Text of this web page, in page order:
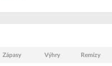
Zápasy Výhry Remízy